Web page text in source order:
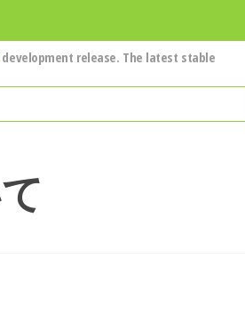
release. The latest stable